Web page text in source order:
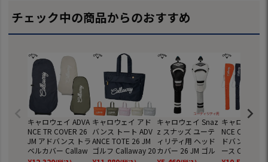
チェック中の商品からのおすすめ
キャロウェイ ADVA
NCE TR COVER 26
JM アドバンス トラ
ベルカバー Callaw
キャロウェイ アド
バンス トート ADV
ANCE TOTE 26 JM
ゴルフ Callaway 20
キャロウェイ Snaz
z スナッズ ユーテ
ィリティ用 ヘッド
カバー 26 JM ゴル
キャロウェイ
NCE CLUB
ドバンス ク
ース